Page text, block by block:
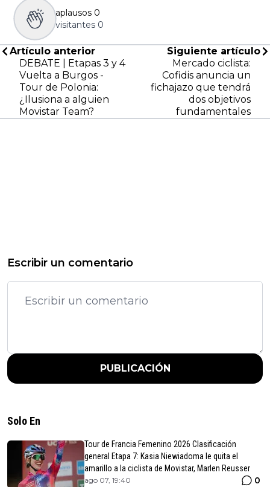
aplausos 0
visitantes 0
Artículo anterior
DEBATE | Etapas 3 y 4
Vuelta a Burgos -
Tour de Polonia:
¿Ilusiona a alguien
Movistar Team?
Siguiente artículo
Mercado ciclista:
Cofidis anuncia un
fichajazo que tendrá
dos objetivos
fundamentales
Escribir un comentario
PUBLICACIÓN
Solo En
Tour de Francia Femenino 2026 Clasificación
general Etapa 7: Kasia Niewiadoma le quita el
amarillo a la ciclista de Movistar, Marlen Reusser
ago 07, 19:40 0